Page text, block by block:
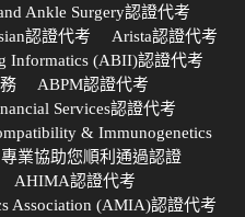
Ankle Surgery認證代考
認證代考
Arista認證代考
Informatics (ABII)認證代考
ABPM認證代考
Services認證代考
& Immunogenetics
業協助您順利通過認證
AHIMA認證代考
Association (AMIA)認證代考